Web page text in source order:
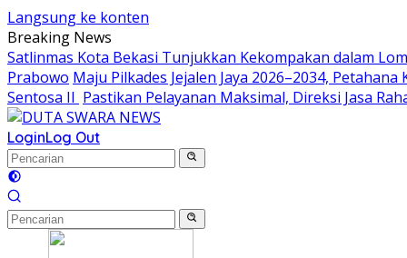
Langsung ke konten
Breaking News
Satlinmas Kota Bekasi Tunjukkan Kekompakan dalam
Prabowo Maju Pilkades Jejalen Jaya 2026–2034,
Sentosa II Pastikan Pelayanan Maksimal, Direksi Jasa
LoginLog Out